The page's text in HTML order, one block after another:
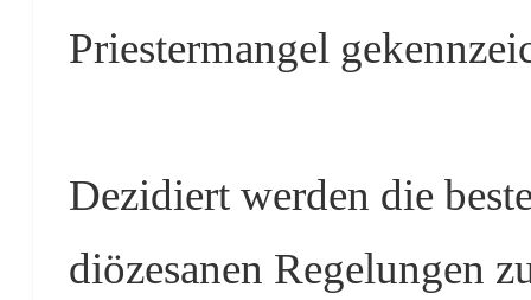
Priestermangel
Dezidiert werden die
diözesanen Regelungen